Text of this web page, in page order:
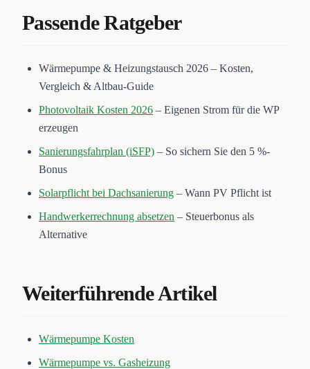
Passende Ratgeber
Wärmepumpe & Heizungstausch 2026 – Kosten,
Vergleich & Altbau-Guide
Photovoltaik Kosten 2026 – Eigenen Strom für die WP
erzeugen
Sanierungsfahrplan (iSFP) – So sichern Sie den 5 %-
Bonus
Solarpflicht bei Dachsanierung – Wann PV Pflicht ist
Handwerkerrechnung absetzen – Steuerbonus als
Alternative
Weiterführende Artikel
Wärmepumpe Kosten
Wärmepumpe vs. Gasheizung